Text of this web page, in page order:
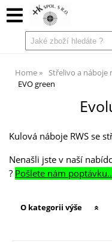
Home Střelivo a náboje
EVO green
Kulová náboje RWS se
Nenašli jste v naší
? Pošlete nám
O kategorii výše